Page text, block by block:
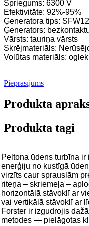
Spriegums: 6300 V
Efektivitāte: 92%-95%
Ģeneratora tips:
Ģenerators:
Vārsts: tauriņa vārsts
Skrējmateriāls:
Volūtas materiāls:
Pieprasījums
Produkta
Produkta tagi
Peltona ūdens turbīna
enerģiju no kustīgā
virzīts caur sprauslām
riteņa – skriemeļa –
horizontālā stāvoklī ar
vai vertikālā stāvoklī ar
Forster ir izgudrojis
metodes — pielāgotas